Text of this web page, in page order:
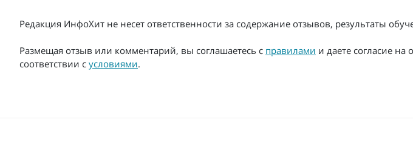
Редакция ИнфоХит не несет ответственности за содержание отзывов, результаты
Размещая отзыв или комментарий, вы соглашаетесь с правилами и даете согласие
соответствии с условиями.